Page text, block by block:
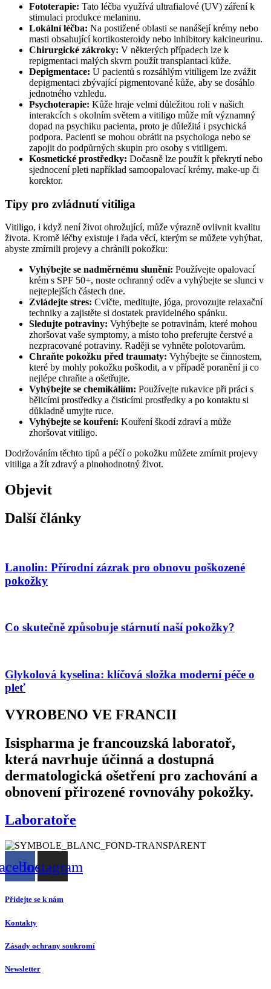
Fototerapie: Tato léčba využívá ultrafialové (UV) záření k
stimulaci produkce melaninu.
Lokální léčba: Na postižené oblasti se nanášejí krémy nebo
masti obsahující kortikosteroidy nebo inhibitory kalcineurinu.
Chirurgické zákroky: V některých případech lze k
repigmentaci malých skvrn použít transplantaci kůže.
Depigmentace: U pacientů s rozsáhlým vitiligem lze zvážit
depigmentaci zbývající pigmentované kůže, aby se dosáhlo
jednotného vzhledu.
Psychoterapie: Kůže hraje velmi důležitou roli v našich
interakcích s okolním světem a vitiligo může mít významný
dopad na psychiku pacienta, proto je důležitá i psychická
podpora. Pacienti se mohou obrátit na psychologa nebo se
zapojit do podpůrných skupin pro osoby s vitiligem.
Kosmetické prostředky: Dočasně lze použít k překrytí nebo
sjednocení pleti například samoopalovací krémy, make-up či
korektor.
Tipy pro zvládnutí vitiliga
Vitiligo, i když není život ohrožující, může výrazně ovlivnit kvalitu
života. Kromě léčby existuje i řada věcí, kterým se můžete vyhýbat,
abyste zmírnili projevy a chránili pokožku:
Vyhýbejte se nadměrnému slunění: Používejte opalovací
krém s SPF 50+, noste ochranný oděv a vyhýbejte se slunci v
nejteplejších částech dne.
Zvládejte stres: Cvičte, meditujte, jóga, provozujte relaxační
techniky a zajistěte si dostatek pravidelného spánku.
Sledujte potraviny: Vyhýbejte se potravinám, které mohou
zhoršovat vaše symptomy, a místo toho preferujte čerstvé a
nezpracované potraviny. Raději se vyhněte polotovarům.
Chraňte pokožku před traumaty: Vyhýbejte se činnostem,
které by mohly pokožku poškodit, a v případě poranění ji co
nejlépe chraňte a ošetřujte.
Vyhýbejte se chemikáliím: Používejte rukavice při práci s
bělicími prostředky a čisticími prostředky a po kontaktu si
důkladně umyjte ruce.
Vyhýbejte se kouření: Kouření škodí zdraví a může
zhoršovat vitiligo.
Dodržováním těchto tipů a péčí o pokožku můžete zmírnit projevy
vitiliga a žít zdravý a plnohodnotný život.
Objevit
Další články
Lanolin: Přírodní zázrak pro obnovu poškozené
pokožky
Co skutečně způsobuje stárnutí naší pokožky?
Glykolová kyselina: klíčová složka moderní péče o
pleť
VYROBENO VE FRANCII
Isispharma je francouzská laboratoř,
která navrhuje účinná a dostupná
dermatologická ošetření pro zachování a
obnovení přirozené rovnováhy pokožky.
Laboratoře
Instagram
Přidejte se k nám
Kontakty
Zásady ochrany soukromí
Newsletter